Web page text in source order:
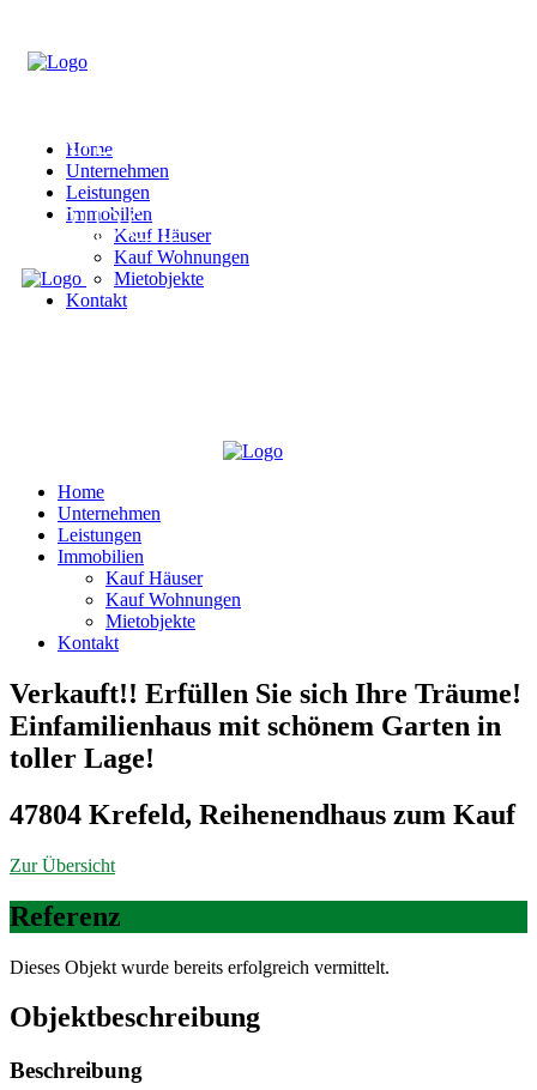
Home
Unternehmen
Leistungen
Immobilien
Kauf Häuser
Kauf Wohnungen
Mietobjekte
Kontakt
Home
Unternehmen
Leistungen
Immobilien
Kauf Häuser
Kauf Wohnungen
Mietobjekte
Kontakt
Verkauft!! Erfüllen Sie sich Ihre Träume!
Einfamilienhaus mit schönem Garten in
toller Lage!
47804 Krefeld, Reihenendhaus zum Kauf
Zur Übersicht
Referenz
Dieses Objekt wurde bereits erfolgreich vermittelt.
Objekt­beschreibung
Beschreibung